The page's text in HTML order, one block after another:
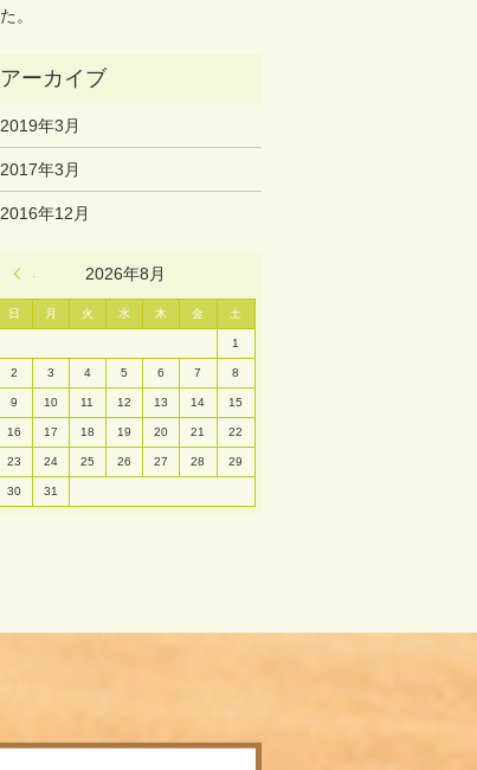
た。
2019年3月
2017年3月
2016年12月
2026年8月
日 月 火 水 木 金 土
1
2 3 4 5 6 7 8
9 10 11 12 13 14 15
16 17 18 19 20 21 22
23 24 25 26 27 28 29
30 31